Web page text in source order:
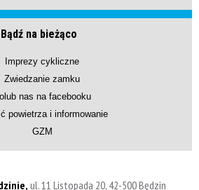
Bądź na bieżąco
Imprezy cykliczne
Zwiedzanie zamku
nas na facebooku
powietrza i informowanie
GZM
ul. 11 Listopada 20, 42-500 Będzin